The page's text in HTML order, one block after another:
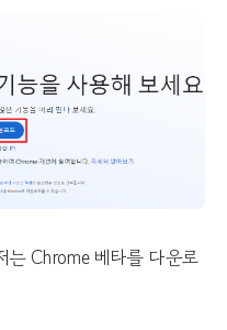
Chrome 베타를 다운로